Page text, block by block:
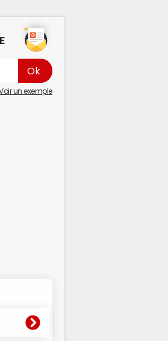
un exemple